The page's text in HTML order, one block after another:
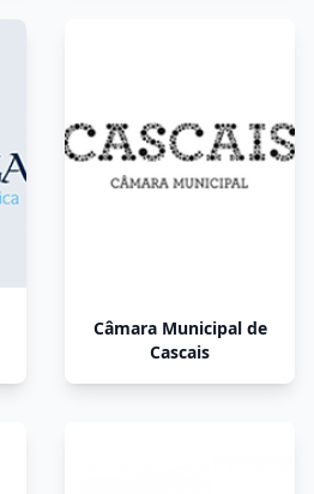
Câmara Municipal de
Cascais